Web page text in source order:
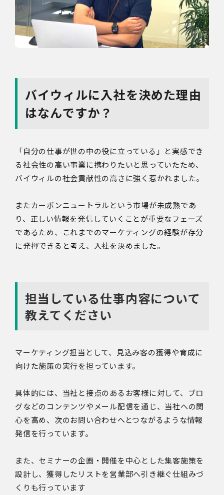
バイウィルに入社を決めた理由
はなんですか？
「自分の仕事が世の中の役に立っている」と実感でき
る社会性の高い事業に携わりたいと思っていたため、
バイウィルの社会貢献性の高さに強く惹かれました。
またカーボンニュートラルという市場が未成熟であ
り、正しい情報を発信していくことが重要なフェーズ
であるため、これまでのマーケティングの経験が存分
に発揮できると考え、入社を決めました。
担当している仕事内容について
教えてください
マーケティング担当として、見込み客の獲得や育成に
向けた施策の実行を担っています。
具体的には、当社と接点のあるお客様に対して、ブロ
グなどのコンテンツやメール配信を通じ、当社への関
心を高め、次のお問い合わせへとつながるような情報
発信を行っています。
また、セミナーの企画・開催を中心とした集客施策を
設計し、獲得したリストを営業部へ引き継ぐ仕組みづ
くりも行っています